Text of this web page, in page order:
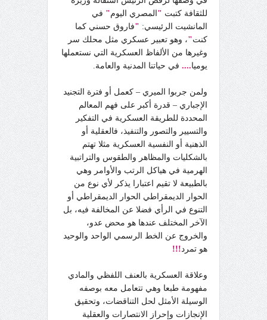
للثقافة كتبت " المصري اليوم" في
المانشيت الرئيسي: "فاروق حسني كما
كنت"، وهو تعبير عسكري مثل محلك سر
وغيرها من الألفاظ العسكرية التي نستعملها
يوميا.... في حياتنا المدنية والعامة.
ولمن جربوا الميري – كعمل أو فترة التجنيد
الإجباري – قدرة أكبر على فهم المعالم
المحددة للطريقة العسكرية في التفكير
والتسيير والتصور والتنفيذ، فالعقلية أو
الذهنية أو النفسية العسكرية مثلا تهتم
بالشكليات والمظاهر والطقوس والتراتبية
الهرمية في هياكل الرتب والأوامر وهي
بالطبيعة لا تقيم اعتبارا يذكر لأي نوع من
الحوار الديمقراطي الحوار الديمقراطي أو
التنوع في الرأي فضلا عن المخالفة فيه، بل
الآخر المختلف عندها هو محض عدو،
والخروج عن الخط الرسمي الواحد والوحيد
هو تمرد!!!
وعلاقة العسكرية بالعنف اللفظي والمادي
مفهومة طبعا وهي تتعامل معه بوصفه
الوسيلة الأمثل لحل التناقضات، وتحقيق
الإنجازات وإحراز الانتصارات والعقلية